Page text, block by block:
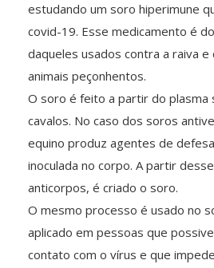
estudando um soro hiperimune
covid-19. Esse medicamento é
daqueles usados contra a raiva e
animais peçonhentos.
O soro é feito a partir do plasma
cavalos. No caso dos soros
equino produz agentes de
inoculada no corpo. A partir
anticorpos, é criado o soro.
O mesmo processo é usado no
aplicado em pessoas que
contato com o vírus e que